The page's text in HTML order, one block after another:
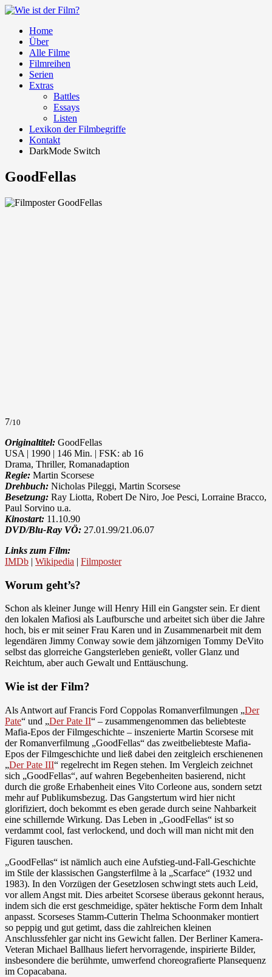
Home
Über
Alle Filme
Filmreihen
Serien
Extras
Battles
Essays
Listen
Lexikon der Filmbegriffe
Kontakt
DarkMode Switch
GoodFellas
7/10
Originaltitel: GoodFellas
USA | 1990 | 146 Min. | FSK: ab 16
Drama, Thriller, Romanadaption
Regie: Martin Scorsese
Drehbuch: Nicholas Pileggi, Martin Scorsese
Besetzung: Ray Liotta, Robert De Niro, Joe Pesci, Lorraine Bracco,
Paul Sorvino u.a.
Kinostart: 11.10.90
DVD/Blu-Ray VÖ: 27.01.99/21.06.07
Links zum Film:
IMDb | Wikipedia | Filmposter
Worum geht’s?
Schon als kleiner Junge will Henry Hill ein Gangster sein. Er dient
den lokalen Mafiosi als Laufbursche und arbeitet sich über die Jahre
hoch, bis er mit seiner Frau Karen und in Zusammenarbeit mit dem
legendären Jimmy Conway sowie dem jähzornigen Tommy DeVito
selbst das glorreiche Gangsterleben genießt, voller Glanz und
Reichtum, aber auch Gewalt und Enttäuschung.
Wie ist der Film?
Als Antwort auf Francis Ford Coppolas Romanverfilmungen „Der
Pate“ und „Der Pate II“ – zusammengenommen das beliebteste
Mafia-Epos der Filmgeschichte – inszenierte Martin Scorsese mit
der Romanverfilmung „GoodFellas“ das zweitbeliebteste Mafia-
Epos der Filmgeschichte und ließ dabei den zeitgleich erschienenen
„Der Pate III“ regelrecht im Regen stehen. Im Vergleich zeichnet
sich „GoodFellas“, auf wahren Begebenheiten basierend, nicht
durch die große Erhabenheit eines Vito Corleone aus, sondern setzt
mehr auf Publikumsbezug. Das Gangstertum wird hier nicht
glorifiziert, doch bekommt es eben gerade durch seine Nahbarkeit
eine schillernde Wirkung. Das Leben in „GoodFellas“ ist so
verdammt cool, fast verlockend, und doch will man nicht mit den
Figuren tauschen.
„GoodFellas“ ist nämlich auch eine Aufstieg-und-Fall-Geschichte
im Stile der klassischen Gangsterfilme à la „Scarface“ (1932 und
1983). In den Vorzügen der Gesetzlosen schwingt stets auch Leid,
vor allem Angst mit. Dies arbeitet Scorsese überaus gekonnt heraus,
indem sich die erst geschmeidige, später hektische Form dem Inhalt
anpasst. Scorseses Stamm-Cutterin Thelma Schoonmaker montiert
so peppig und gut getimt, dass die zahlreichen kleinen
Anschlussfehler gar nicht ins Gewicht fallen. Der Berliner Kamera-
Veteran Michael Ballhaus liefert hervorragende, inspirierte Bilder,
insbesondere die berühmte, umwerfend choreografierte Plansequenz
im Copacabana.